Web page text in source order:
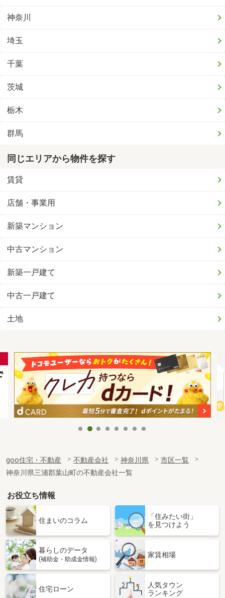
神奈川
埼玉
千葉
茨城
栃木
群馬
同じエリアから物件を探す
賃貸
店舗・事業用
新築マンション
中古マンション
新築一戸建て
中古一戸建て
土地
goo住宅・不動産 不動産会社 神奈川県
市区一覧
神奈川県三浦郡葉山町の不動産会社一覧
お役立ち情報
住まいのコラム
「住みたい街」
を見つけよう
暮らしのデータ
(補助金・助成金情報)
家賃相場
住宅ローン
人気タウン
ランキング